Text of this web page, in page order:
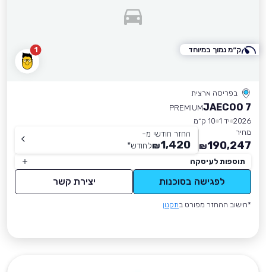
1
בפריסה ארצית
JAECOO 7
PREMIUM
2026 יד 1
10 ק״מ
מחיר
190,247
₪
החזר חודשי מ-
1,420
₪לחודש*
תוספות לעיסקה
לפגישה בסוכנות יצירת קשר
*חישוב ההחזר מפורט בתקנון
ק״מ נמוך במיוחד